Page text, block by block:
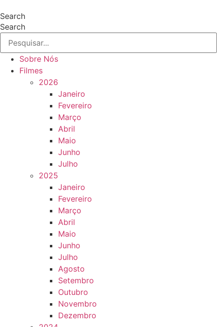
Search
Search
Sobre Nós
Filmes
2026
Janeiro
Fevereiro
Março
Abril
Maio
Junho
Julho
2025
Janeiro
Fevereiro
Março
Abril
Maio
Junho
Julho
Agosto
Setembro
Outubro
Novembro
Dezembro